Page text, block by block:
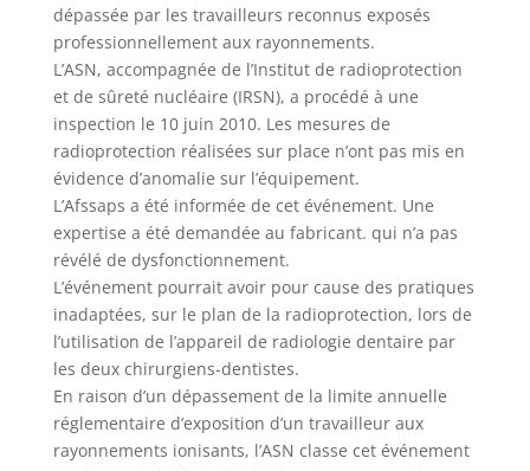
dépassée par les travailleurs reconnus exposés
professionnellement aux rayonnements.
L’ASN, accompagnée de l’Institut de radioprotection
et de sûreté nucléaire (IRSN), a procédé à une
inspection le 10 juin 2010. Les mesures de
radioprotection réalisées sur place n’ont pas mis en
évidence d’anomalie sur l’équipement.
L’Afssaps a été informée de cet événement. Une
expertise a été demandée au fabricant. qui n’a pas
révélé de dysfonctionnement.
L’événement pourrait avoir pour cause des pratiques
inadaptées, sur le plan de la radioprotection, lors de
l’utilisation de l’appareil de radiologie dentaire par
les deux chirurgiens-dentistes.
En raison d’un dépassement de la limite annuelle
réglementaire d’exposition d’un travailleur aux
rayonnements ionisants, l’ASN classe cet événement